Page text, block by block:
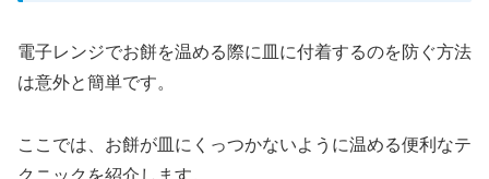
電子レンジでお餅を温める際に皿に付着するのを防ぐ方法
は意外と簡単です。
ここでは、お餅が皿にくっつかないように温める便利なテ